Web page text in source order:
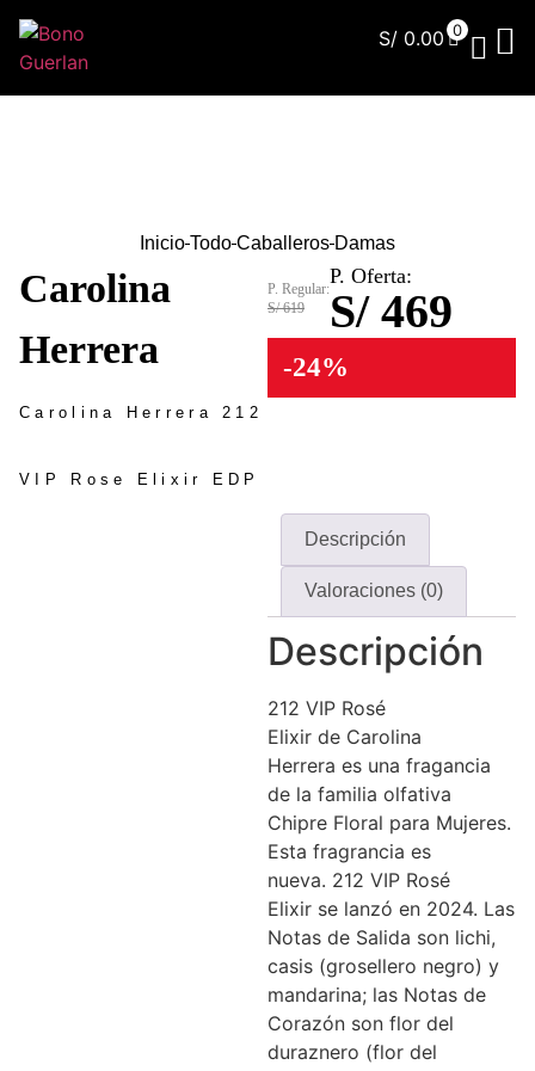
S/ 0.00 0
Inicio Todo Caballeros Damas
Carolina
Herrera
Carolina Herrera 212
VIP Rose Elixir EDP
P. Regular:
S/ 619
P. Oferta:
S/ 469
-24%
Descripción
Valoraciones (0)
Descripción
212 VIP Rosé
Elixir de Carolina
Herrera es una fragancia
de la familia olfativa
Chipre Floral para Mujeres.
Esta fragrancia es
nueva. 212 VIP Rosé
Elixir se lanzó en 2024. Las
Notas de Salida son lichi,
casis (grosellero negro) y
mandarina; las Notas de
Corazón son flor del
duraznero (flor del